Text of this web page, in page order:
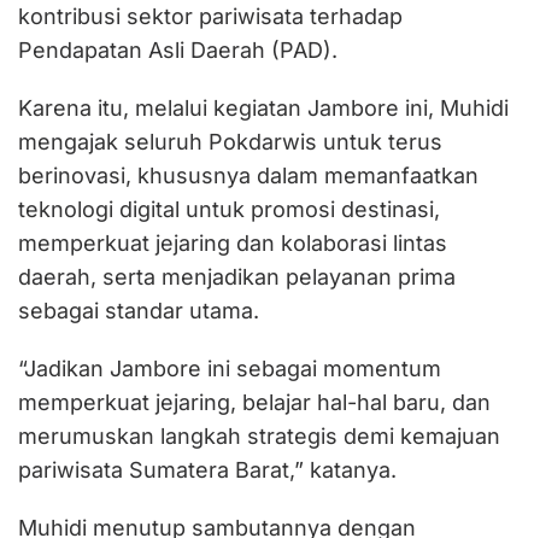
kontribusi sektor pariwisata terhadap
Pendapatan Asli Daerah (PAD).
Karena itu, melalui kegiatan Jambore ini, Muhidi
mengajak seluruh Pokdarwis untuk terus
berinovasi, khususnya dalam memanfaatkan
teknologi digital untuk promosi destinasi,
memperkuat jejaring dan kolaborasi lintas
daerah, serta menjadikan pelayanan prima
sebagai standar utama.
“Jadikan Jambore ini sebagai momentum
memperkuat jejaring, belajar hal-hal baru, dan
merumuskan langkah strategis demi kemajuan
pariwisata Sumatera Barat,” katanya.
Muhidi menutup sambutannya dengan